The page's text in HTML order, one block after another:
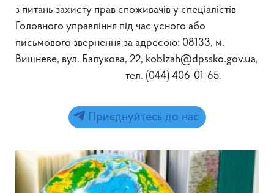
з питань захисту прав споживачів у спеціалістів
Головного управління під час усного або
письмового звернення за адресою: 08133, м.
Вишневе, вул. Балукова, 22, koblzah@dpssko.gov.ua,
тел. (044) 406-01-65.
Приєднуйтесь до нас